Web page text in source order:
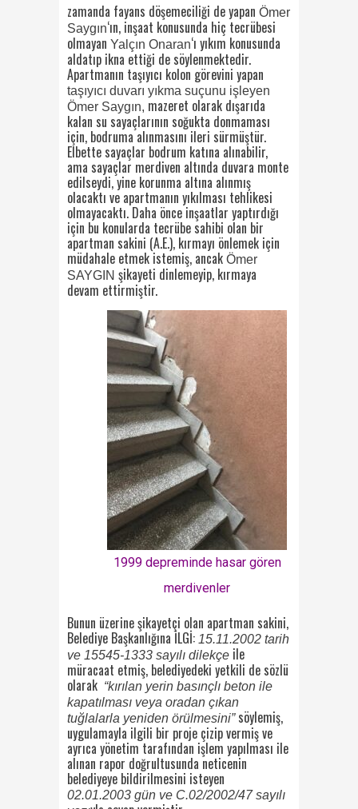
zamanda fayans döşemeciliği de yapan Ömer
Saygın‘ın, inşaat konusunda hiç tecrübesi
olmayan Yalçın Onaran‘ı yıkım konusunda
aldatıp ikna ettiği de söylenmektedir.
Apartmanın taşıyıcı kolon görevini yapan
taşıyıcı duvarı yıkma suçunu işleyen
Ömer Saygın, mazeret olarak dışarıda
kalan su sayaçlarının soğukta donmaması
için, bodruma alınmasını ileri sürmüştür.
Elbette sayaçlar bodrum katına alınabilir,
ama sayaçlar merdiven altında duvara monte
edilseydi, yine korunma altına alınmış
olacaktı ve apartmanın yıkılması tehlikesi
olmayacaktı. Daha önce inşaatlar yaptırdığı
için bu konularda tecrübe sahibi olan bir
apartman sakini (A.E.), kırmayı önlemek için
müdahale etmek istemiş, ancak Ömer
SAYGIN şikayeti dinlemeyip, kırmaya
devam ettirmiştir.
1999 depreminde hasar gören
merdivenler
Bunun üzerine şikayetçi olan apartman sakini,
Belediye Başkanlığına İLGİ: 15.11.2002 tarih
ve 15545-1333 sayılı dilekçe ile
müracaat etmiş, belediyedeki yetkili de sözlü
olarak “kırılan yerin basınçlı beton ile
kapatılması veya oradan çıkan
tuğlalarla yeniden örülmesini”söylemiş,
uygulamayla ilgili bir proje çizip vermiş ve
ayrıca yönetim tarafından işlem yapılması ile
alınan rapor doğrultusunda neticenin
belediyeye bildirilmesini isteyen
02.01.2003 gün ve C.02/2002/47 sayılı